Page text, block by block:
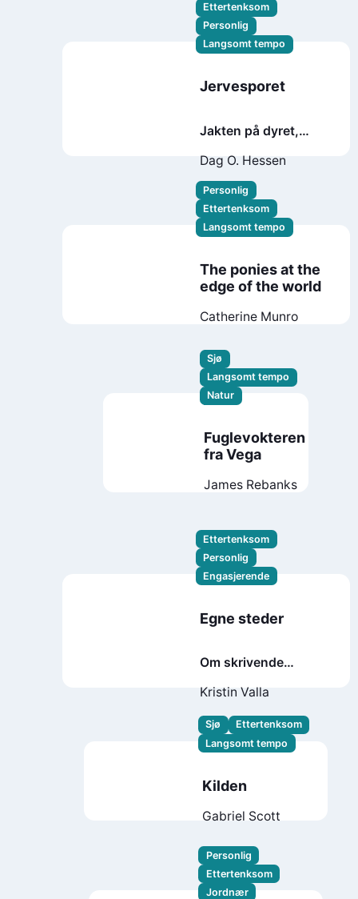
Ettertenksom
Personlig
Langsomt tempo
Jervesporet
Jakten på dyret,
minnene i en
krympende natur
Dag O. Hessen
Personlig
Ettertenksom
Langsomt tempo
The ponies at the
edge of the world
Catherine Munro
Sjø
Langsomt tempo
Natur
Fuglevokteren
fra Vega
James Rebanks
Ettertenksom
Personlig
Engasjerende
Egne steder
Om skrivende
og et lite hus på den
franske landsbygda
Kristin Valla
Sjø
Ettertenksom
Langsomt tempo
Kilden
Gabriel Scott
Personlig
Ettertenksom
Jordnær